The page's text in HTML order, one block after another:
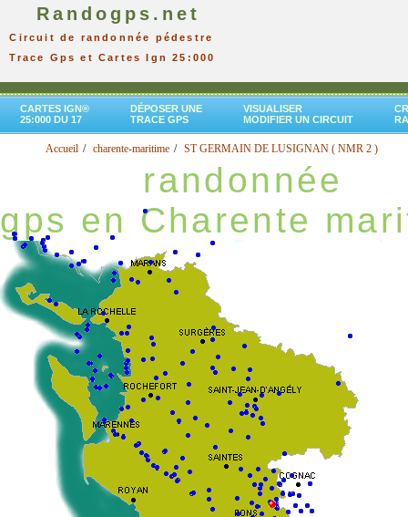
Randogps.net
Circuit de randonnée pédestre
Trace Gps et Cartes Ign 25:000
CARTES IGN®
25:000 DU 17
DÉPOSER UNE
TRACE GPS
VISUALISER
MODIFIER UN CIRCUIT
Accueil charente-maritime ST GERMAIN DE LUSIGNAN ( NMR 2 )
randonnée
gps en Charente